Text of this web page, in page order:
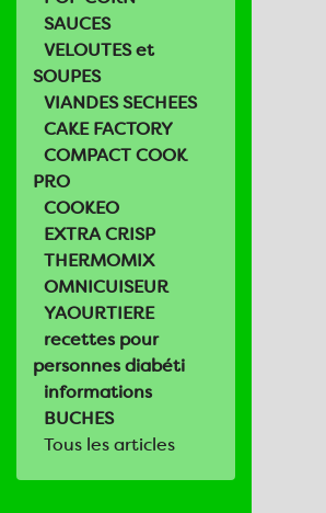
SAUCES
VELOUTES et
SOUPES
VIANDES SECHEES
CAKE FACTORY
COMPACT COOK
PRO
COOKEO
EXTRA CRISP
THERMOMIX
OMNICUISEUR
YAOURTIERE
recettes pour
personnes diabéti
informations
BUCHES
Tous les articles